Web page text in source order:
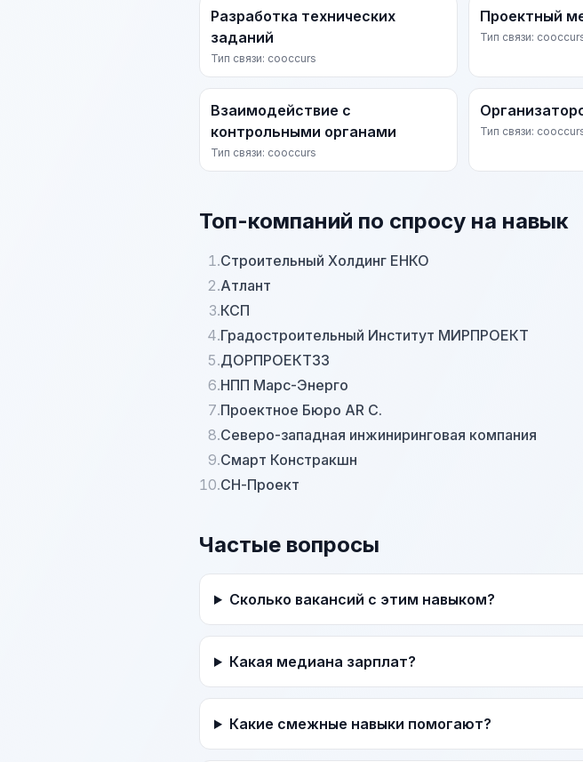
Разработка технических
заданий
Тип связи: cooccurs
Проектный
Тип связи:
Взаимодействие с
контрольными органами
Тип связи: cooccurs
Тип связи:
Топ-компаний по спросу на навык
1.Строительный Холдинг ЕНКО
2.Атлант
3.КСП
4.Градостроительный Институт МИРПРОЕКТ
5.ДОРПРОЕКТ33
6.НПП Марс-Энерго
7.Проектное Бюро AR C.
8.Северо-западная инжиниринговая компания
9.Смарт Констракшн
10.СН-Проект
Частые вопросы
Сколько вакансий с этим навыком?
Какая медиана зарплат?
Какие смежные навыки помогают?